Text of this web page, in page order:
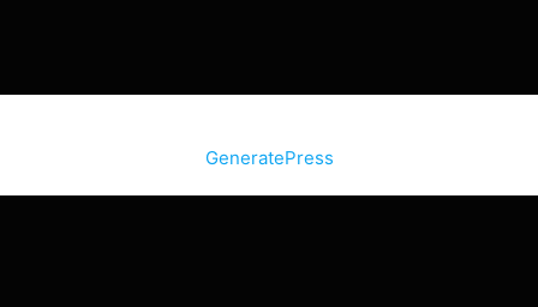
GeneratePress